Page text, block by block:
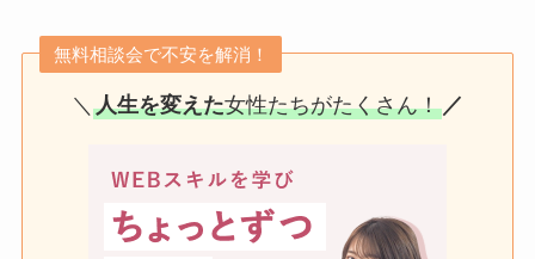
無料相談会で不安を解消！
＼ 人生を変えた女性たちがたくさん！ ／